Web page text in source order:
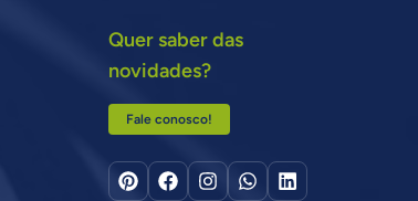
Quer saber das
novidades?
Fale conosco!